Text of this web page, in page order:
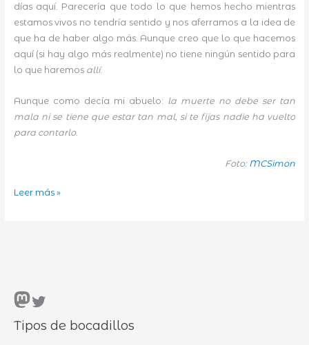
días aquí. Parecería que todo lo que hemos hecho mientras
estamos vivos no tendría sentido y nos aferramos a la idea de
que ha de haber algo más. Aunque creo que lo que hacemos
aquí (si hay algo más realmente) no tiene ningún sentido para
lo que haremos allí.
Aunque como decía mi abuelo: la muerte no debe ser tan
mala ni se tiene que estar tan mal, si te fijas nadie ha vuelto
para contarlo.
Foto: MCSimon
Supervivencia
Leer más »
Mastodon Twitter
Tipos de bocadillos